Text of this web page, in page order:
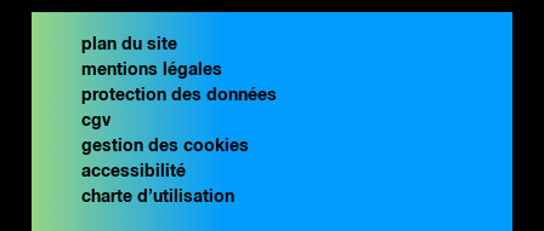
plan du site
mentions légales
protection des données
cgv
gestion des cookies
accessibilité
charte d’utilisation